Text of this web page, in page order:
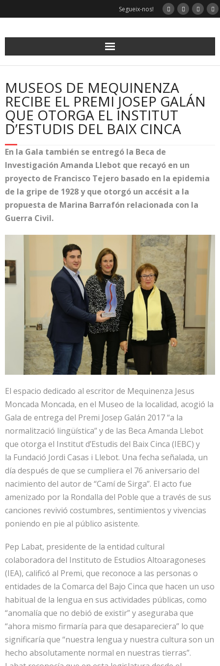
Segueix-nos!
MUSEOS DE MEQUINENZA
RECIBE EL PREMI JOSEP GALÁN
QUE OTORGA EL INSTITUT
D’ESTUDIS DEL BAIX CINCA
En la Gala también se entregó la Beca de
Investigación Amanda Llebot que recayó en un
proyecto de Francisco Tejero basado en la epidemia
de la gripe de 1928 y que otorgó un accésit a la
propuesta de Marina Barrafón relacionada con la
Guerra Civil.
El espacio dedicado al escritor de Mequinenza Jesus
Moncada Moncada, en el Museo de la localidad, acogió la
Gala de entrega del Premi Josep Galán 2017 “a la
normalització lingüística” y de las Beca Amanda Llebot
que otorga el Institut d’Estudis del Baix Cinca (IEBC) y
la Fundació Jordi Casas i Llebot. Una fecha señalada, un
día después de que se cumpliera el 76 aniversario del
nacimiento del autor de “Camí de Sirga”. El acto fue
amenizado por la Rondalla del Poble que a través de sus
canciones revivió costumbres, sentimientos y vivencias
poniendo en pie al público asistente.
Pep Labat, presidente de la entidad cultural
colaboradora del Instituto de Estudios Altoaragoneses
(IEA), calificó al Premi, que reconoce a las personas o
entidades de la Comarca del Bajo Cinca que hacen un uso
habitual de la lengua en sus actividades públicas, como
“anomalía que no debió de existir” y aseguraba que
“ahora mismo firmaría para que desapareciera” lo que
significaría que “nuestra lengua y nuestra cultura son un
hecho absolutamente normal en nuestras tierras”.